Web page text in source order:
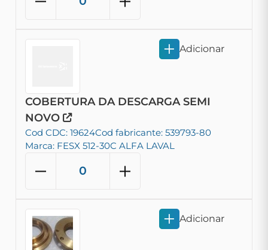
COBERTURA DA DESCARGA SEMI
NOVO
Cod CDC: 19624Cod fabricante: 539793-80
Marca: FESX 512-30C ALFA LAVAL
Adicionar
Adicionar